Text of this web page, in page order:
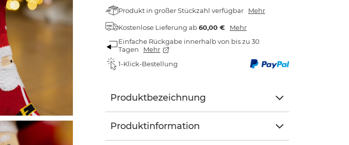
Produkt in großer Stückzahl verfügbar Mehr
Kostenlose Lieferung ab60,00 €
Mehr
Einfache Rückgabe innerhalb von bis zu 30
Tagen
Mehr
1-Klick-Bestellung
Produktbezeichnung
Produktinformation